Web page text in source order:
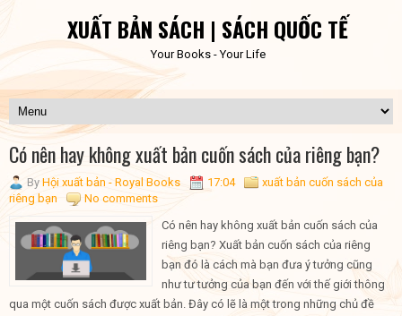
XUẤT BẢN SÁCH | SÁCH QUỐC TẾ
Your Books - Your Life
Có nên hay không xuất bản cuốn sách của riêng bạn?
By Hội xuất bản - Royal Books 17:04
xuất bản cuốn sách của
riêng bạn
No comments
Có nên hay không xuất bản cuốn sách của
riêng bạn? Xuất bản cuốn sách của riêng
bạn đó là cách mà bạn đưa ý tưởng cũng
như tư tưởng của bạn đến với thế giới thông
qua một cuốn sách được xuất bản. Đây có lẽ là một trong những chủ đề